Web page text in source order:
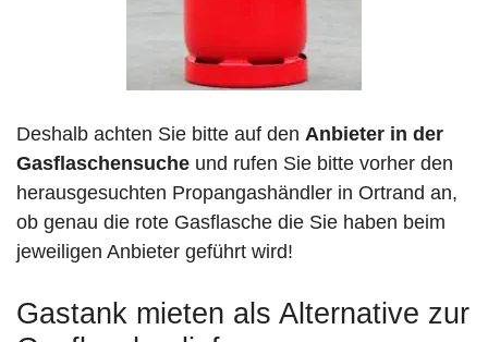
Deshalb achten Sie bitte auf den Anbieter in der
Gasflaschensuche und rufen Sie bitte vorher den
herausgesuchten Propangashändler in Ortrand an,
ob genau die rote Gasflasche die Sie haben beim
jeweiligen Anbieter geführt wird!
Gastank mieten als Alternative zur